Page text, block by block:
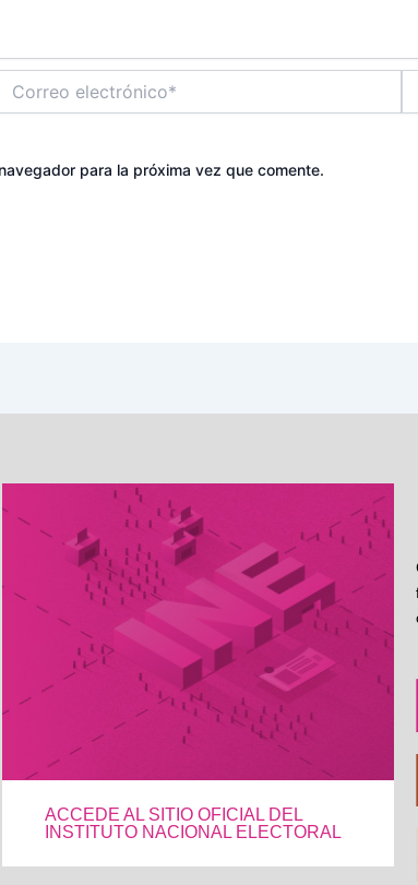
electrónico*
para la próxima vez que comente.
ACCEDE AL SITIO OFICIAL DEL
INSTITUTO NACIONAL ELECTORAL